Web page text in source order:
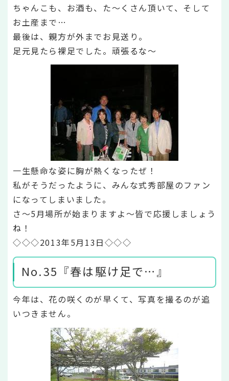
ちゃんこも、お酒も、た～くさん頂いて、そして
お土産まで…
最後は、親方が外までお見送り。
足元見たら裸足でした。頑張るな～
一生懸命な姿に胸が熱くなったぜ！
私がそうだったように、みんな式秀部屋のファン
になってしまいました。
さ～5月場所が始まりますよ～皆で応援しましょう
ね！
◇◇◇2013年5月13日◇◇◇
No.35『春は駆け足で…』
今年は、花の咲くのが早くて、写真を撮るのが追
いつきません。